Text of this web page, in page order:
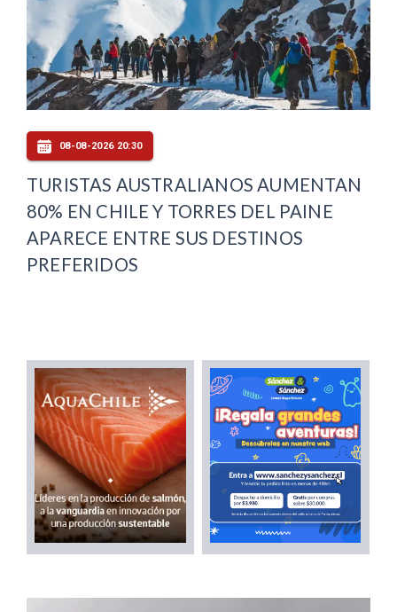
08-08-2026 20:30
TURISTAS AUSTRALIANOS AUMENTAN
80% EN CHILE Y TORRES DEL PAINE
APARECE ENTRE SUS DESTINOS
PREFERIDOS